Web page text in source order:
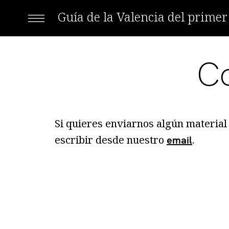
Guía de la Valencia del
Si quieres enviarnos algún
escribir desde nuestro email.